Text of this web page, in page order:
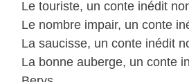
Le touriste, un conte inédit
Le nombre impair, un conte
La saucisse, un conte inédit
La bonne auberge, un conte